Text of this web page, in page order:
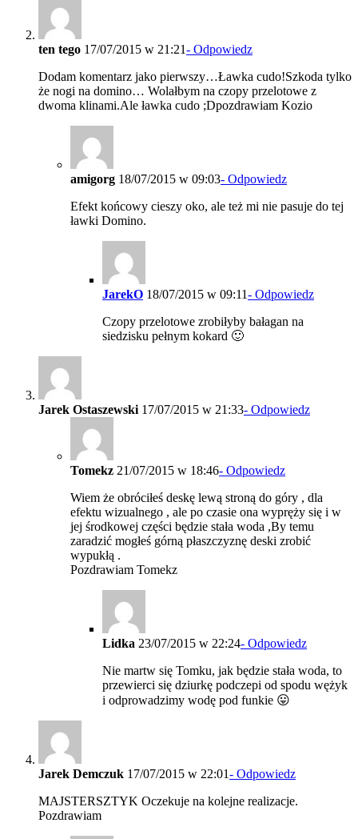
ten tego 17/07/2015 w 21:21- Odpowiedz
Dodam komentarz jako pierwszy…Ławka cudo!Szkoda tylko
że nogi na domino… Wolałbym na czopy przelotowe z
dwoma klinami.Ale ławka cudo ;Dpozdrawiam Kozio
amigorg 18/07/2015 w 09:03- Odpowiedz
Efekt końcowy cieszy oko, ale też mi nie pasuje do tej
ławki Domino.
JarekO 18/07/2015 w 09:11- Odpowiedz
Czopy przelotowe zrobiłyby bałagan na
siedzisku pełnym kokard 🙂
Jarek Ostaszewski 17/07/2015 w 21:33- Odpowiedz
Tomekz 21/07/2015 w 18:46- Odpowiedz
Wiem że obróciłeś deskę lewą stroną do góry , dla
efektu wizualnego , ale po czasie ona wypręży się i w
jej środkowej części będzie stała woda ,By temu
zaradzić mogłeś górną płaszczyznę deski zrobić
wypukłą .
Pozdrawiam Tomekz
Lidka 23/07/2015 w 22:24- Odpowiedz
Nie martw się Tomku, jak będzie stała woda, to
przewierci się dziurkę podczepi od spodu wężyk
i odprowadzimy wodę pod funkie 😛
Jarek Demczuk 17/07/2015 w 22:01- Odpowiedz
MAJSTERSZTYK Oczekuje na kolejne realizacje.
Pozdrawiam